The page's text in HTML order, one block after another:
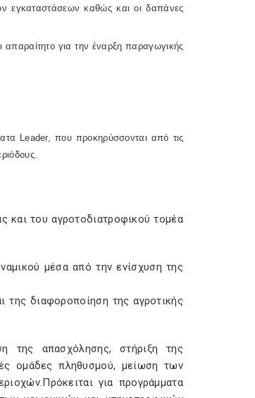
εγκαταστάσεων καθώς και οι δαπάνες
για την έναρξη παραγωγικής
Leader, που προκηρύσσονται από τις
και του αγροτοδιατροφικού τομέα
μέσα από την ενίσχυση της
της διαφοροποίηση της αγροτικής
της απασχόλησης, στήριξη της
ομάδες πληθυσμού, μείωση των
για προγράμματα